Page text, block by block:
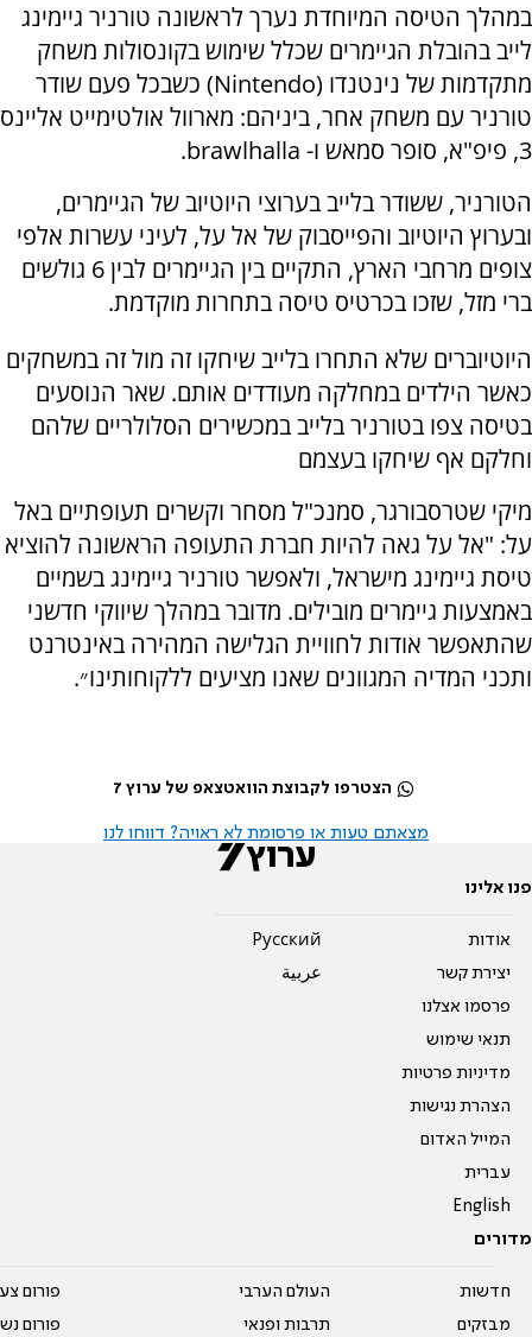
במהלך הטיסה המיוחדת נערך לראשונה טורניר גיימינג
לייב בהובלת הגיימרים שכלל שימוש בקונסולות משחק
מתקדמות של נינטנדו (Nintendo) כשבכל פעם שודר
טורניר עם משחק אחר, ביניהם: מארוול אולטימייט אליינס
3, פיפ"א, סופר סמאש ו- brawlhalla.
הטורניר, ששודר בלייב בערוצי היוטיוב של הגיימרים,
ובערוץ היוטיוב והפייסבוק של אל על, לעיני עשרות אלפי
צופים מרחבי הארץ, התקיים בין הגיימרים לבין 6 גולשים
ברי מזל, שזכו בכרטיס טיסה בתחרות מוקדמת.
היוטיוברים שלא התחרו בלייב שיחקו זה מול זה במשחקים
כאשר הילדים במחלקה מעודדים אותם. שאר הנוסעים
בטיסה צפו בטורניר בלייב במכשירים הסלולריים שלהם
וחלקם אף שיחקו בעצמם
מיקי שטרסבורגר, סמנכ"ל מסחר וקשרים תעופתיים באל
על: "אל על גאה להיות חברת התעופה הראשונה להוציא
טיסת גיימינג מישראל, ולאפשר טורניר גיימינג בשמיים
באמצעות גיימרים מובילים. מדובר במהלך שיווקי חדשני
שהתאפשר אודות לחוויית הגלישה המהירה באינטרנט
ותכני המדיה המגוונים שאנו מציעים ללקוחותינו״.
הצטרפו לקבוצת הוואטצאפ של ערוץ 7
מצאתם טעות או פרסומת לא ראויה? דווחו לנו
פנו אלינו
אודות
יצירת קשר
פרסמו אצלנו
תנאי שימוש
מדיניות פרטיות
הצהרת נגישות
המייל האדום
עברית
English
Pусский
عربية
מדורים
חדשות
מבזקים
העולם הערבי
תרבות ופנאי
פורום
פורום